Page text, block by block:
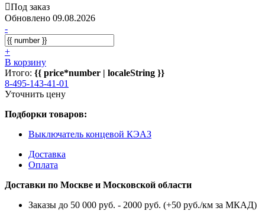
Под заказ
Обновлено 09.08.2026
-
+
В корзину
Итого: {{ price*number | localeString }}
8-495-143-41-01
Уточнить цену
Подборки товаров:
Выключатель концевой КЭАЗ
Доставка
Оплата
Доставки по Москве и Московской области
Заказы до 50 000 руб. - 2000 руб. (+50 руб./км за МКАД)